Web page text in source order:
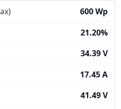
600 Wp
21.20%
34.39 V
17.45 A
41.49 V